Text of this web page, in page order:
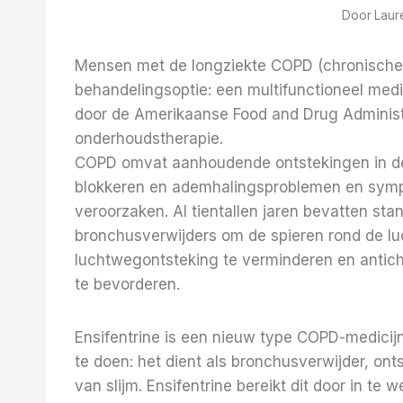
Door
Mensen met de longziekte COPD
behandelingsoptie: een multifunctioneel
door de Amerikaanse Food and Drug
onderhoudstherapie.
COPD omvat aanhoudende ontstekingen in
blokkeren en ademhalingsproblemen en
veroorzaken. Al tientallen jaren bevatten
bronchusverwijders om de spieren rond de
luchtwegontsteking te verminderen en
te bevorderen.
Ensifentrine is een nieuw type COPD-
te doen: het dient als bronchusverwijder,
van slijm. Ensifentrine bereikt dit door in te